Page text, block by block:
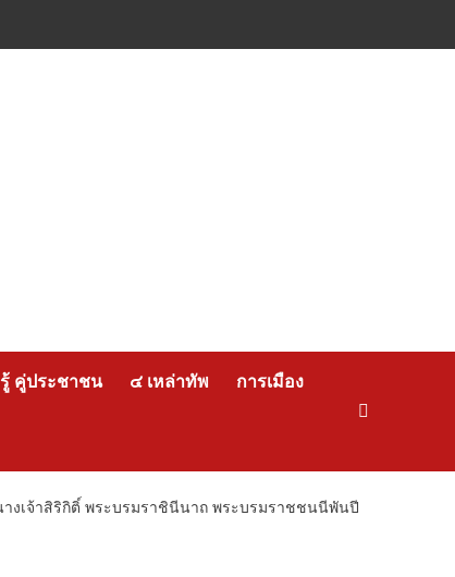
คู่ประชาชน ๔ เหล่าทัพ การเมือง
งเจ้าสิริกิติ์ พระบรมราชินีนาถ พระบรมราชชนนีพันปี